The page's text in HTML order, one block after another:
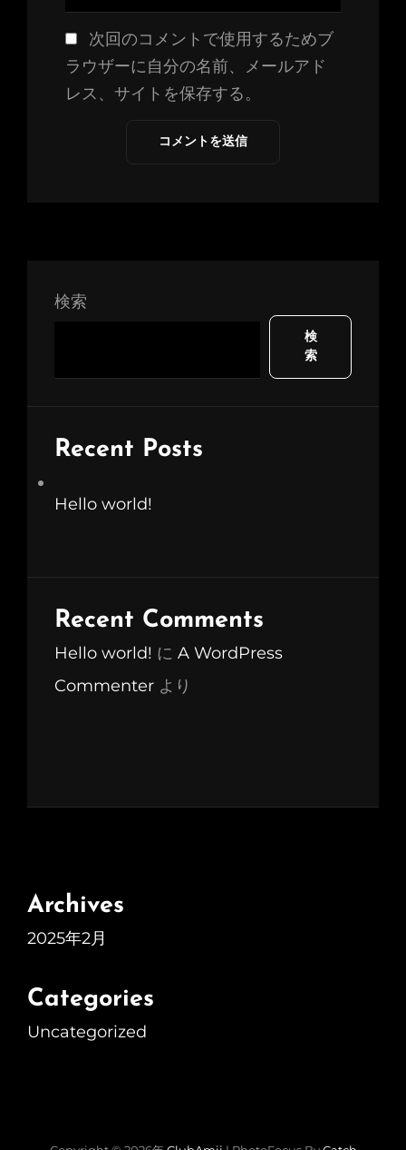
次回のコメントで使用するためブ
ラウザーに自分の名前、メールアド
レス、サイトを保存する。
検索
検
索
Recent Posts
Hello world!
Recent Comments
Hello world! に A WordPress
Commenter より
Archives
2025年2月
Categories
Uncategorized